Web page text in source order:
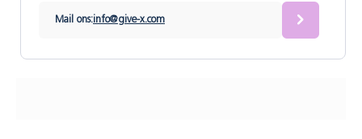
Mail ons:info@give-x.com